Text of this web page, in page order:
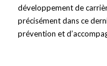
développement de
précisément dans ce
prévention et